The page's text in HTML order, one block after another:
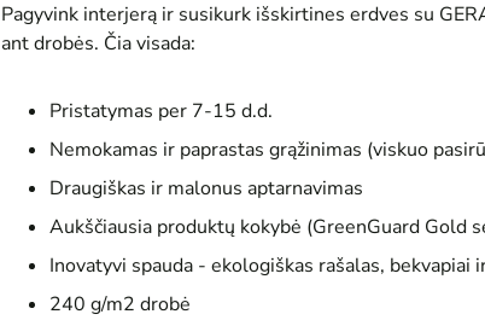
Pagyvink interjerą ir susikurk išskirtines erdves su
ant drobės. Čia visada:
Pristatymas per 7-15 d.d.
Nemokamas ir paprastas grąžinimas (viskuo
Draugiškas ir malonus aptarnavimas
Aukščiausia produktų kokybė (GreenGuard Gold
Inovatyvi spauda - ekologiškas rašalas, bekvapiai
240 g/m2 drobė